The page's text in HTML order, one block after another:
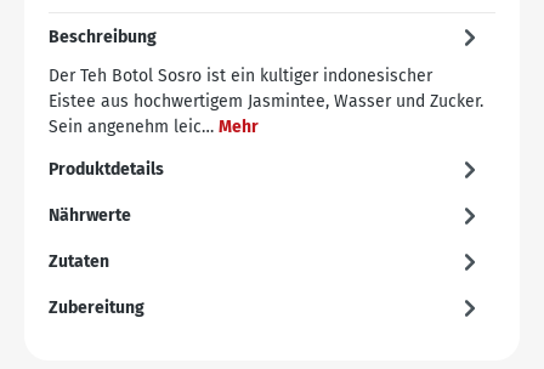
Beschreibung
Der Teh Botol Sosro ist ein kultiger indonesischer
Eistee aus hochwertigem Jasmintee, Wasser und Zucker.
Sein angenehm leic… Mehr
Produktdetails
Nährwerte
Zutaten
Zubereitung